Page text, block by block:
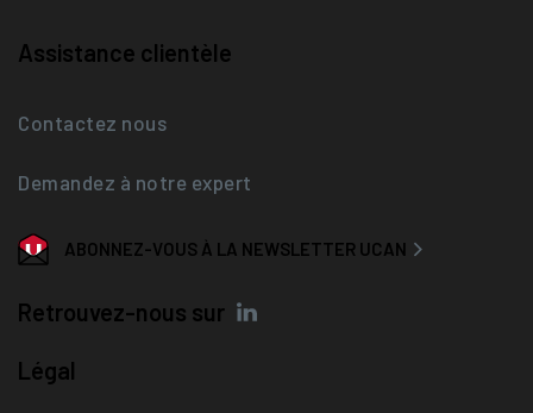
Assistance clientèle
Contactez nous
Demandez à notre expert
ABONNEZ-VOUS À LA NEWSLETTER UCAN
Retrouvez-nous sur
Légal